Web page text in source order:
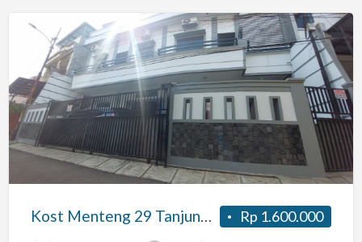
Menteng
29
Tanjung
Duren
Rp 1.600.000
Kost Menteng 29 Tanjung Duren